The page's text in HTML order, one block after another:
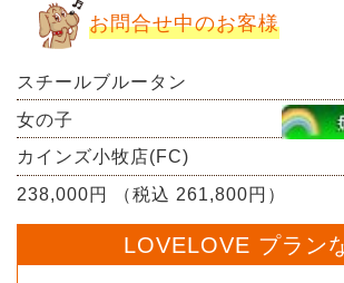
お問合せ中のお客様
スチールブルータン
女の子
カインズ小牧店(FC)
238,000円 （税込 261,800円）
LOVELOVE プラン